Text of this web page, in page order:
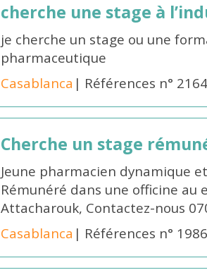
cherche une stage à
je cherche un stage ou une
pharmaceutique
Casablanca | Références n°
Cherche un stage
Jeune pharmacien dynamique
Rémunéré dans une officine au
Attacharouk, Contactez-nous
Casablanca | Références n°